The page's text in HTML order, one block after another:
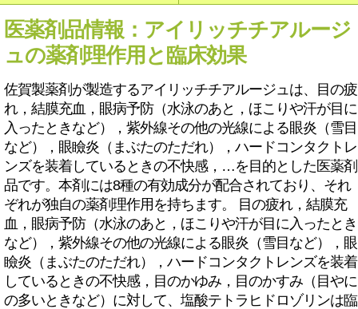
医薬剤品情報：アイリッチチアルージ
ュの薬剤理作用と臨床効果
佐賀製薬剤が製造するアイリッチチアルージュは、目の疲
れ，結膜充血，眼病予防（水泳のあと，ほこりや汗が目に
入ったときなど），紫外線その他の光線による眼炎（雪目
など），眼瞼炎（まぶたのただれ），ハードコンタクトレ
ンズを装着しているときの不快感，…を目的とした医薬剤
品です。本剤には8種の有効成分が配合されており、それ
ぞれが独自の薬剤理作用を持ちます。 目の疲れ，結膜充
血，眼病予防（水泳のあと，ほこりや汗が目に入ったとき
など），紫外線その他の光線による眼炎（雪目など），眼
瞼炎（まぶたのただれ），ハードコンタクトレンズを装着
しているときの不快感，目のかゆみ，目のかすみ（目やに
の多いときなど）に対して、塩酸テトラヒドロゾリンは臨